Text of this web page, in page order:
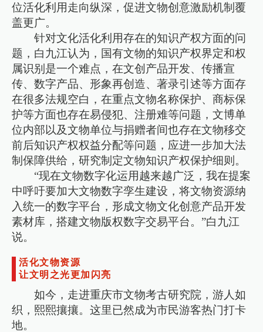
位活化利用走向纵深，促进文物创意激励机制覆
盖更广。
针对文化活化利用存在的知识产权方面的问
题，白九江认为，国有文物的知识产权界定和权
属识别是一个难点，在文创产品开发、传播宣
传、数字产品、形象再创造、著录引述等方面存
在很多法规空白，在重点文物名称保护、商标保
护等方面也存在易侵犯、注册难等问题，文博单
位内部以及文物单位与捐赠者间也存在文物移交
前后知识产权权益分配等问题，应进一步加大法
制保障供给，研究制定文物知识产权保护细则。
“现在文物数字化运用越来越广泛，我在提案
中呼吁要加大文物数字孪生建设，将文物资源纳
入统一的数字平台，形成文物文化创意产品开发
素材库，搭建文物版权数字交易平台。”白九江
说。
活化文物资源
让文明之光更加闪亮
如今，走进重庆市文物考古研究院，游人如
织，熙熙攘攘。这里已然成为市民游客热门打卡
地。